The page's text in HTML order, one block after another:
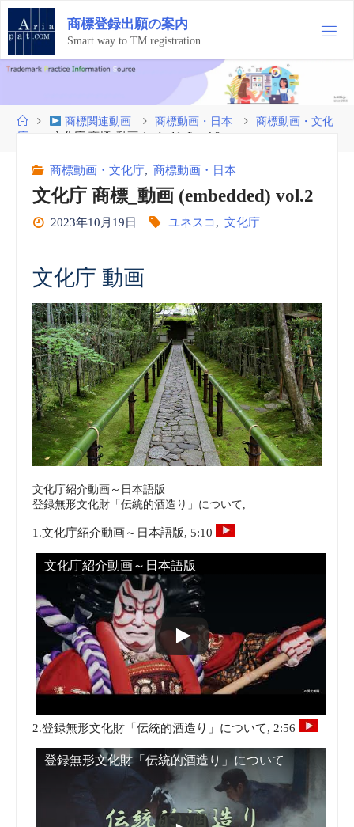
コ
テ
ン
ツ
ス
商標登録出願の案内
Smart way to TM registration
ホ
ー
商標関連動画 商標動画・日本
商標動画・文化
庁
文化庁 商標_動画 (embedded) vol.2
商標動画・文化庁, 商標動画・日本
文化庁 商標_動画 (embedded) vol.2
2023年10月19日 ユネスコ , 文化庁
文化庁 動画
文化庁紹介動画～日本語版
登録無形文化財「伝統的酒造り」について,
1.文化庁紹介動画～日本語版, 5:10
文化庁紹介動画～日本語版
2.登録無形文化財「伝統的酒造り」について, 2:56
登録無形文化財「伝統的酒造り」について